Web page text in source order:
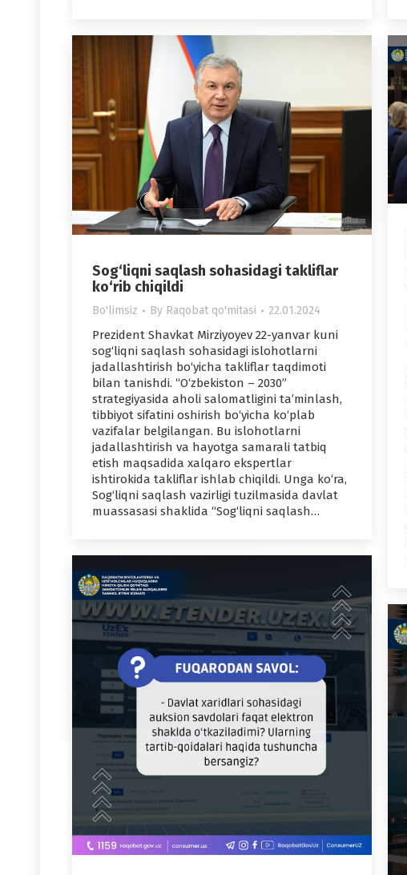
Sog‘liqni saqlash sohasidagi takliflar
ko‘rib chiqildi
Bo'limsiz By Raqobat qo'mitasi 22.01.2024
Prezident Shavkat Mirziyoyev 22-yanvar kuni
sog‘liqni saqlash sohasidagi islohotlarni
jadallashtirish bo‘yicha takliflar taqdimoti
bilan tanishdi. “O‘zbekiston – 2030”
strategiyasida aholi salomatligini ta’minlash,
tibbiyot sifatini oshirish bo‘yicha ko‘plab
vazifalar belgilangan. Bu islohotlarni
jadallashtirish va hayotga samarali tatbiq
etish maqsadida xalqaro ekspertlar
ishtirokida takliflar ishlab chiqildi. Unga ko‘ra,
Sog‘liqni saqlash vazirligi tuzilmasida davlat
muassasasi shaklida “Sog‘liqni saqlash…